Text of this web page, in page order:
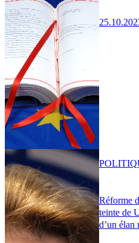
Réforme
teinte de
d’un élan